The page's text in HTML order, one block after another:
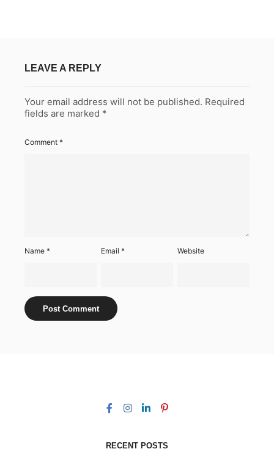
LEAVE A REPLY
Your email address will not be published. Required
fields are marked *
Comment *
Name * Email* Website
RECENT POSTS